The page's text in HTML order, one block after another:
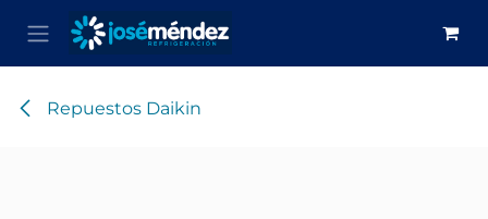
Ir al contenido
Repuestos Daikin